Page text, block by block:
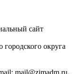
сайт
округа
mail@zimadm.ru.